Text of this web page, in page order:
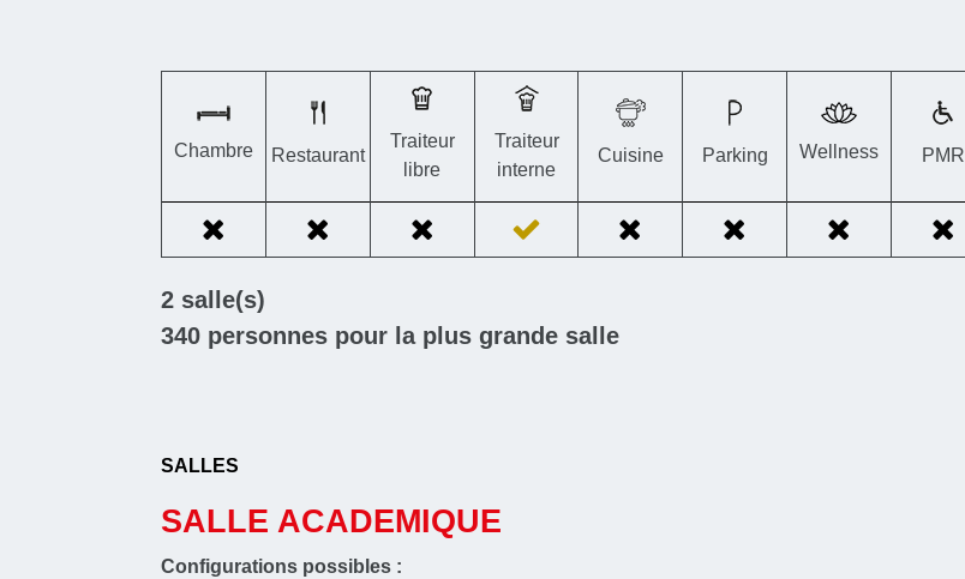
Chambre Restaurant
Traiteur
libre
Traiteur
interne
Cuisine Parking Wellness PMR
2 salle(s)
340 personnes pour la plus grande salle
SALLES
SALLE ACADEMIQUE
Configurations possibles :